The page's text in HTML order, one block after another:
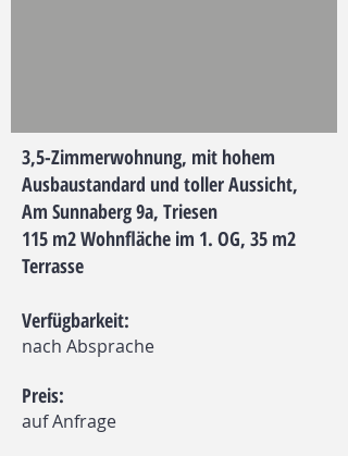
3,5-Zimmerwohnung, mit hohem
Ausbaustandard und toller Aussicht,
Am Sunnaberg 9a, Triesen
115 m2 Wohnfläche im 1. OG, 35 m2
Terrasse
Verfügbarkeit:
nach Absprache
Preis:
auf Anfrage